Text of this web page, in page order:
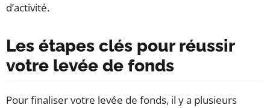
d’activité.
Les étapes clés pour réussir
votre levée de fonds
Pour finaliser votre levée de fonds, il y a plusieurs